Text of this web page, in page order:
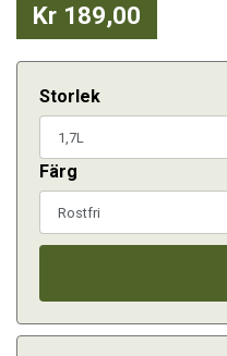
Kr 189,00
Storlek
Färg